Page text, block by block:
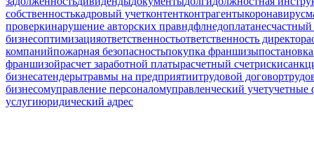
собственностькадровый учетконтентконтрагентыкоронавирус
проверкинарушение авторских правндфлнедоплатанесчастный
бизнесоптимизацияответственностьответственность директора
компанийпожарная безопасностьпокупка франшизы
франшизойрасчет заработной платырасчетный счетриски
бизнесатендерытравмы на предприятиитрудовой договор
бизнесомуправление персоналомуправленческий учетучетные
услугиюридический адрес